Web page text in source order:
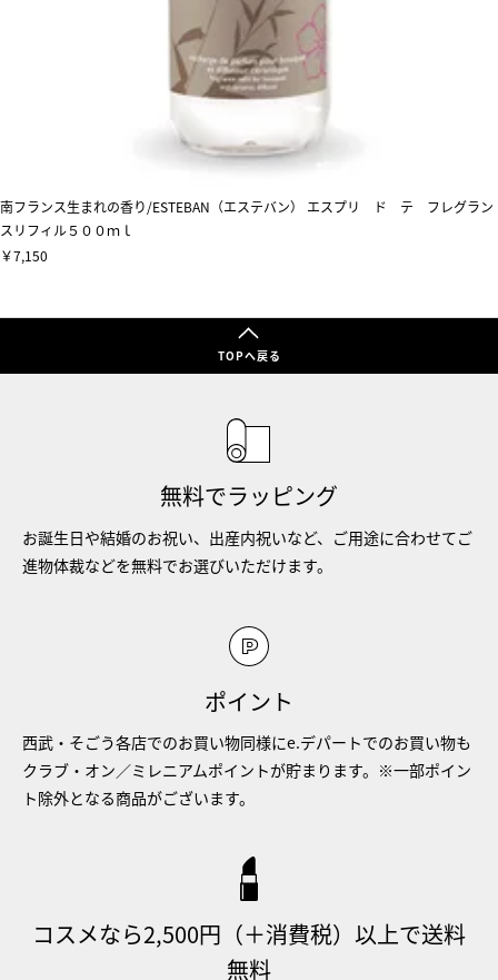
南フランス生まれの香り/ESTEBAN（エステバン） エスプリ ド テ フレグラン
スリフィル５００ｍｌ
￥7,150
TOPへ戻る
無料でラッピング
お誕生日や結婚のお祝い、出産内祝いなど、ご用途に合わせてご
進物体裁などを無料でお選びいただけます。
ポイント
西武・そごう各店でのお買い物同様にe.デパートでのお買い物も
クラブ・オン／ミレニアムポイントが貯まります。※一部ポイン
ト除外となる商品がございます。
コスメなら2,500円（＋消費税）以上で送料
無料